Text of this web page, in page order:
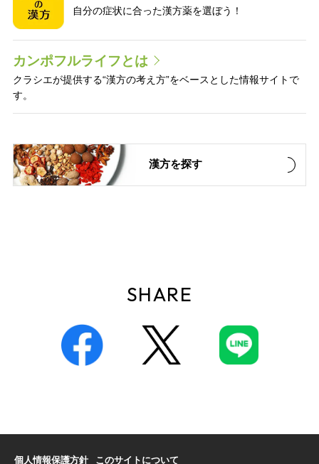
自分の症状に合った漢方薬を選ぼう！
カンポフルライフとは
クラシエが提供する“漢方の考え方”をベースとした情報サイトで
す。
漢方を探す
SHARE
個人情報保護方針 このサイトについて